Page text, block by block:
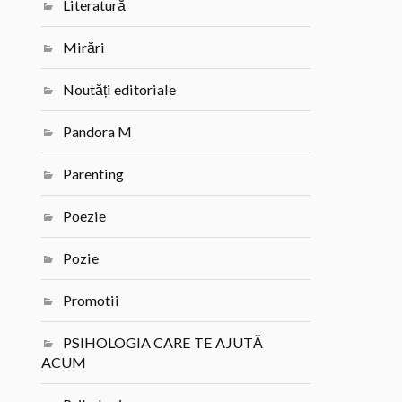
Literatură
Mirări
Noutăți editoriale
Pandora M
Parenting
Poezie
Pozie
Promotii
PSIHOLOGIA CARE TE AJUTĂ
ACUM